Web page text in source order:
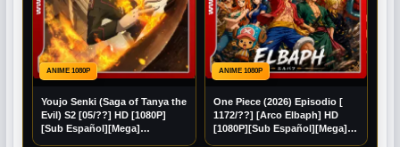
ANIME 1080P
Youjo Senki (Saga of Tanya the
Evil) S2 [05/??] HD [1080P]
[Sub Español][Mega]
ANIME 1080P
One Piece (2026) Episodio [
1172/??] [Arco Elbaph] HD
[1080P][Sub Español][Mega]